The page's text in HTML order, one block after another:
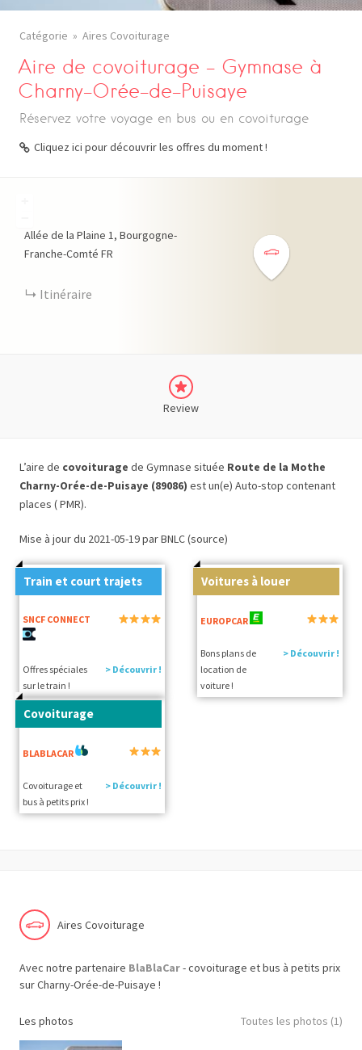
Catégorie Aires Covoiturage
Aire de covoiturage – Gymnase à
Charny-Orée-de-Puisaye
Réservez votre voyage en bus ou en covoiturage
Cliquez ici pour découvrir les offres du moment !
Allée de la Plaine 1 Bourgogne-
Franche-Comté FR
Itinéraire
Review
L’aire de covoiturage de Gymnase située Route de la Mothe
Charny-Orée-de-Puisaye (89086) est un(e) Auto-stop contenant
places ( PMR).
Mise à jour du 2021-05-19 par BNLC (source)
Train et court trajets
SNCF CONNECT
Offres spéciales
sur le train !
> Découvrir !
Voitures à louer
EUROPCAR
Bons plans de
location de
voiture !
> Découvrir !
Covoiturage
BLABLACAR
Covoiturage et
bus à petits prix !
> Découvrir !
Aires Covoiturage
Avec notre partenaire BlaBlaCar- covoiturage et bus à petits prix
sur Charny-Orée-de-Puisaye !
Les photos Toutes les photos (1)